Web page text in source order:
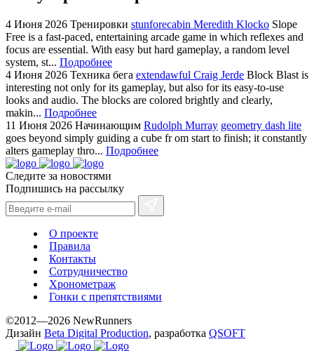
4 Июня 2026 Тренировки stunforecabin Meredith Klocko Slope
Free is a fast-paced, entertaining arcade game in which reflexes and
focus are essential. With easy but hard gameplay, a random level
system, st... Подробнее
4 Июня 2026 Техника бега extendawful Craig Jerde Block Blast is
interesting not only for its gameplay, but also for its easy-to-use
looks and audio. The blocks are colored brightly and clearly,
makin... Подробнее
11 Июня 2026 Начинающим Rudolph Murray geometry dash lite
goes beyond simply guiding a cube fr om start to finish; it constantly
alters gameplay thro... Подробнее
Следите за новостями
Подпишись на рассылку
О проекте
Правила
Контакты
Сотрудничество
Хронометраж
Гонки с препятствиями
©2012—2026 NewRunners
Дизайн Beta Digital Production, разработка QSOFT